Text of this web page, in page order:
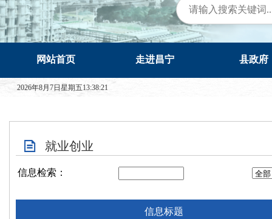
网站首页 走进昌宁 县政府
2026年8月7日星期五13:38:23
就业创业
信息检索：
信息标题